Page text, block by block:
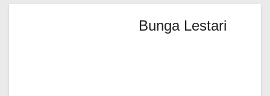
Bunga Lestari